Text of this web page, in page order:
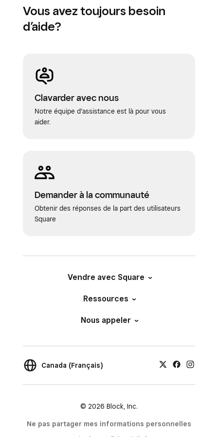
de factures récurrentes que vous pouvez
envoyer par texto ou par courriel. Vous
paiements.
Vous avez toujours besoin
d’aide?
Clavarder avec nous
Notre équipe d’assistance est là pour vous
aider.
Demander à la communauté
Obtenir des réponses de la part des utilisateurs
Square
Vendre avec Square
Ressources
Nous appeler
Canada (Français)
© 2026 Block, Inc.
Ne pas partager mes informations personnelles